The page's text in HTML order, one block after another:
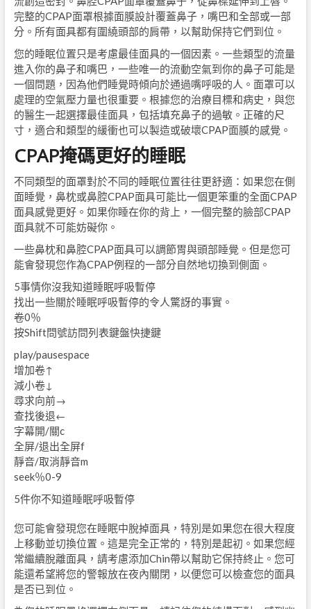
完整的CPAP面罩根據面膜設計覆蓋鼻子，嘴巴和全部或一部
分。所有面具都有圍繞頭部的肩帶，以幫助保持它們到位。
您的睡眠位置只是考慮最佳面具的一個因素。一些類型的流量
進入你的鼻子和嘴巴，一些唯一的流動空氣到你的鼻子可能是
一個問題，因為他們睡覺時傾向於通過嘴呼吸的人。面罩可以
處理的空氣壓力量也很重要。根據您的治療目標和病史，與您
的醫生一起選擇最佳面具，包括填充鼻子的過敏。正確的尺
寸，適合和類型的緩衝也可以製造或破壞CPAP面膜的感覺。
CPAP掩碼更好的睡眠
不同類型的面罩對於不同的睡眠位置往往更舒適：如果您在側
面睡覺，鼻枕或鼻腔CPAP面具可能比一個更笨重的全面CPAP
面具感覺更好。如果你睡在你的背上，一個完整的臉部CPAP
面具就不可能妨礙你。
一些鼻枕和鼻腔CPAP面具可以調節胃與頭部睡覺。但是您可
能會發現您作為CPAP例程的一部分自然地切換到側面。
5事情你沒我知道睡眠呼吸暫停
找出一些關於睡眠呼吸暫停的令人驚訝的事實。
卷0％
按Shift問號訪問列表鍵盤快捷鍵
play/pausespace
增加卷↑
減小卷↓
尋求向前→
查找後退←
字幕開/關c
全屏/退出全屏f
靜音/取消靜音m
seek％0-9
5件你不知道睡眠呼吸暫停
您可能會發現您在睡眠中脫掉面具，特別是如果您在很大程度
上移動並切換位置。這是完全正常的，特別是起初。如果您經
常繼續脫離面具，請考慮添加Chin帶以幫助它保持終止。您可
能還希望將您的警報放在夜內關閉，以便您可以檢查您的面具
是否已到位。